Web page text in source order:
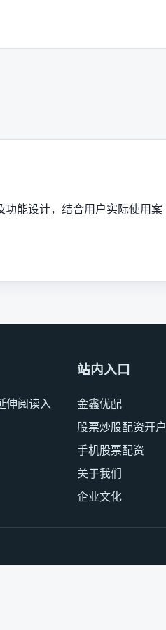
功能设计，结合用户实际使用案
伸阅读入
站内入口
金鑫优配
股票炒股配资开户
手机股票配资
关于我们
企业文化